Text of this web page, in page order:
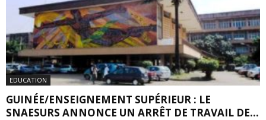
EDUCATION
GUINÉE/ENSEIGNEMENT SUPÉRIEUR : LE
SNAESURS ANNONCE UN ARRÊT DE TRAVAIL DE...